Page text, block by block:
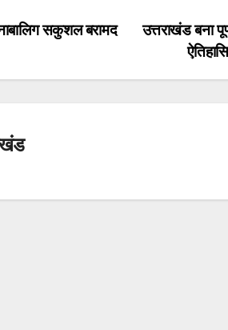
उत्तराखंड बना
सकुशल बरामद